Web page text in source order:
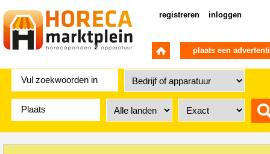
registreren inloggen
plaats een